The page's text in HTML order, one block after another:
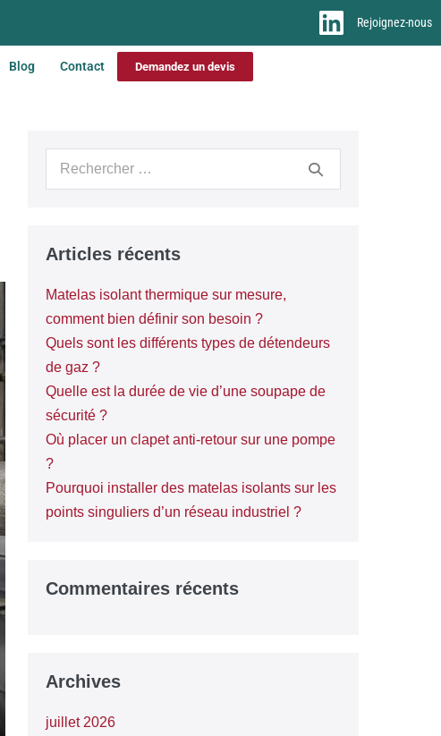
Rejoignez-nous
Blog Contact Demandez un devis
Articles récents
Matelas isolant thermique sur mesure,
comment bien définir son besoin ?
Quels sont les différents types de détendeurs
de gaz ?
Quelle est la durée de vie d’une soupape de
sécurité ?
Où placer un clapet anti-retour sur une pompe
?
Pourquoi installer des matelas isolants sur les
points singuliers d’un réseau industriel ?
Commentaires récents
Archives
juillet 2026